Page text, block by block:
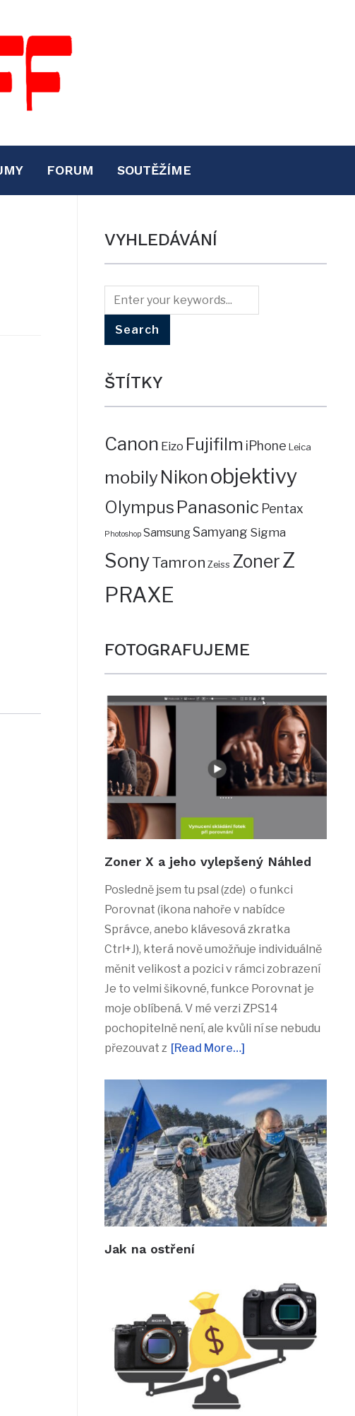
FORUM SOUTĚŽÍME
VYHLEDÁVÁNÍ
ŠTÍTKY
Canon Eizo Fujifilm iPhone Leica
mobilyNikon objektivy
Olympus Panasonic Pentax
Photoshop SamsungSamyang Sigma
SonyTamron Zeiss ZonerZ
PRAXE
FOTOGRAFUJEME
Zoner X a jeho vylepšený Náhled
Posledně jsem tu psal (zde) o funkci
Porovnat (ikona nahoře v nabídce
Správce, anebo klávesová zkratka
Ctrl+J), která nově umožňuje individuálně
měnit velikost a pozici v rámci zobrazení
Je to velmi šikovné, funkce Porovnat je
moje oblíbená. V mé verzi ZPS14
pochopitelně není, ale kvůli ní se nebudu
přezouvat z [Read More…]
Jak na ostření